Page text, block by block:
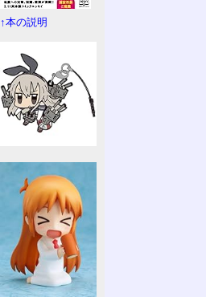
↑本の説明